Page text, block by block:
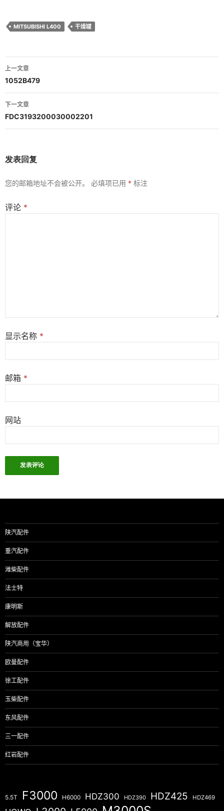
MITSUBISHI L400 干燥罐
文
章
导
航
上一文章
1052B479
下一文章
FDC3193200030002201
发表回复
您的邮箱地址不会被公开。 必填项已用 * 标注
评论 *
显示名称 *
邮箱 *
网站
陕汽配件
重汽配件
潍柴配件
法士特
康明斯
解放配件
陕汽商用（宝华）
欧曼配件
徐工配件
玉柴配件
东风配件
三一配件
红岩配件
5.5T F3000 H6000 HDZ300 HDZ390 HDZ425 HDZ469